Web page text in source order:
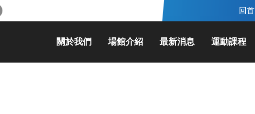
回
關於我們 場館介紹 最新消息 運動課程